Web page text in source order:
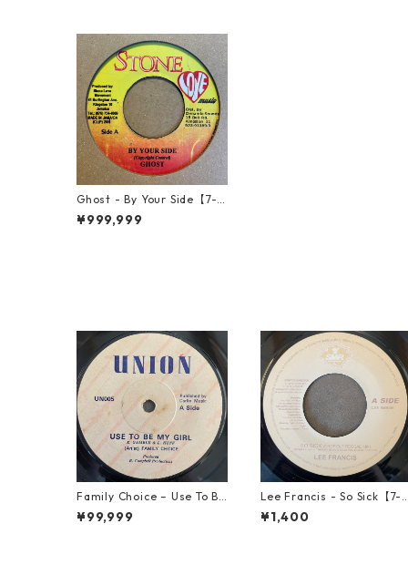
Ghost - By Your Side【7-2
1485】
¥999,999
Family Choice – Use To Be
My Girl【7-22004】
¥99,999
Lee Francis - So Sick【7-2
1925】
¥1,400